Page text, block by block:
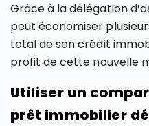
Grâce à la délégation
peut économiser
total de son crédit
profit de cette nouvelle
Utiliser un
prêt immobilier